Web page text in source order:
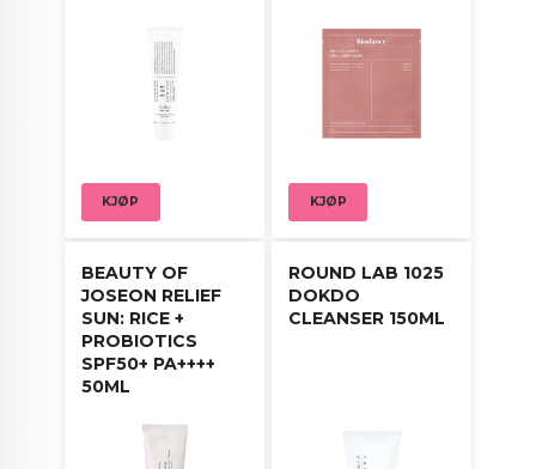
fremtoning. Den fungerer perfekt som første steg
etter rens, og forbereder huden på å bedre
absorbere serum og fuktighetskrem.
Bruksanvisning:
stryk forsiktig over ansikt, hals og brystparti.
Alternativt, påfør med rene hender og klapp
forsiktig inn i huden til den er absorbert.
KJØP KJØP
BEAUTY OF
JOSEON RELIEF
SUN: RICE +
PROBIOTICS
SPF50+ PA++++
50ML
ROUND LAB 1025
DOKDO
CLEANSER 150ML